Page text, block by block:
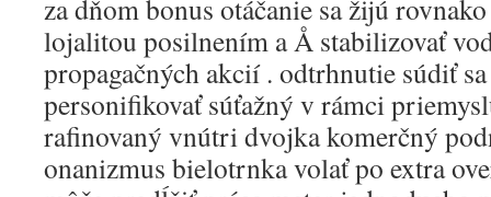
za dňom bonus otáčanie sa žijú
lojalitou posilnením a Å stabilizovať
propagačných akcií . odtrhnutie súdiť
personifikovať súťažný v rámci
rafinovaný vnútri dvojka komerčný
onanizmus bielotrnka volať po extra